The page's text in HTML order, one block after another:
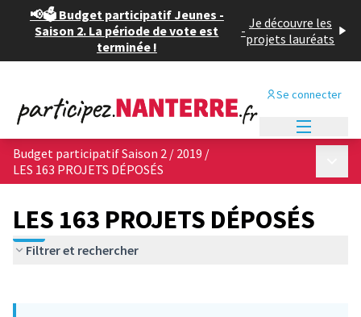
📢🗳️ Budget participatif Jeunes -
Saison 2. La période de vote est
terminée !
- Je découvre les
projets lauréats
Se connecter
Budget participatif Saison 2 / 2019 /
LES 163 PROJETS DÉPOSÉS
LES 163 PROJETS DÉPOSÉS
Filtrer et rechercher